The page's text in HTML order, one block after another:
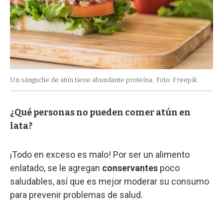
Un sánguche de atún tiene abundante proteína. Foto: Freepik.
¿Qué personas no pueden comer atún en
lata?
¡Todo en exceso es malo! Por ser un alimento
enlatado, se le agregan conservantes poco
saludables, así que es mejor moderar su consumo
para prevenir problemas de salud.